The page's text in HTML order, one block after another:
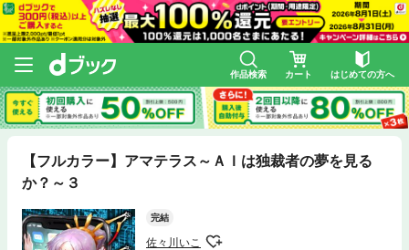
作品検索 カート はじめての方へ
【フルカラー】アマテラス～ＡＩは独裁者の夢を見る
か？～３
完結
佐々川いこ